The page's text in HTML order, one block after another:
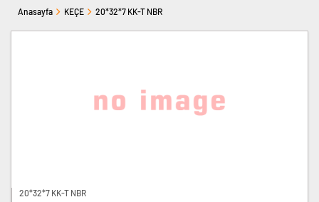
Anasayfa KEÇE 20*32*7 KK-T NBR
20*32*7 KK-T NBR